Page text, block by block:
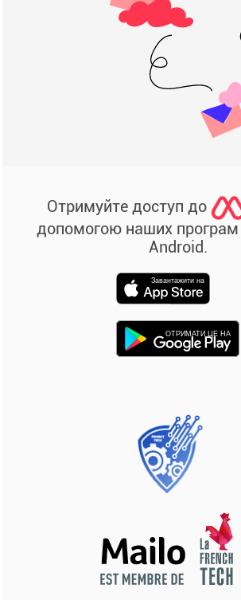
Отримуйте доступ до
допомогою наших програм
Android.
Завантажити на
ОТРИМАТИ ЦЕ НА